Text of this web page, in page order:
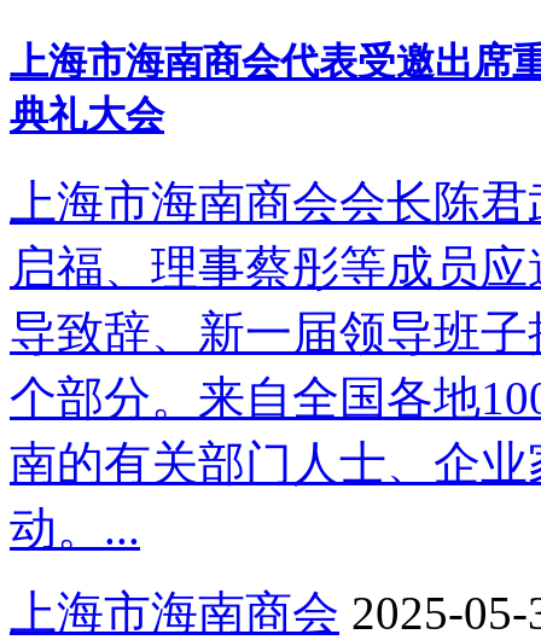
上海市海南商会代表受邀出席
典礼大会
上海市海南商会会长陈
启福、理事蔡彤等成员
导致辞、新一届领导班
个部分。来自全国各地
南的有关部门人士、企
动。...
上海市海南商会 2025-